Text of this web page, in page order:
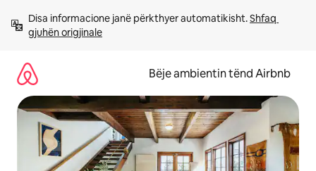
përmbajtja
Disa informacione janë përkthyer automatikisht. Shfaq
gjuhën origjinale
Bëje ambientin tënd Airbnb